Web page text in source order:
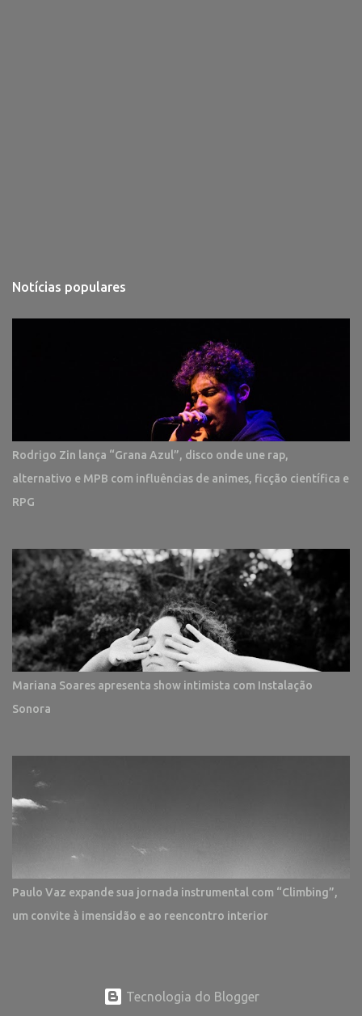
Notícias populares
Rodrigo Zin lança “Grana Azul”, disco onde une rap,
alternativo e MPB com influências de animes, ficção científica e
RPG
Mariana Soares apresenta show intimista com Instalação
Sonora
Paulo Vaz expande sua jornada instrumental com “Climbing”,
um convite à imensidão e ao reencontro interior
Tecnologia do Blogger